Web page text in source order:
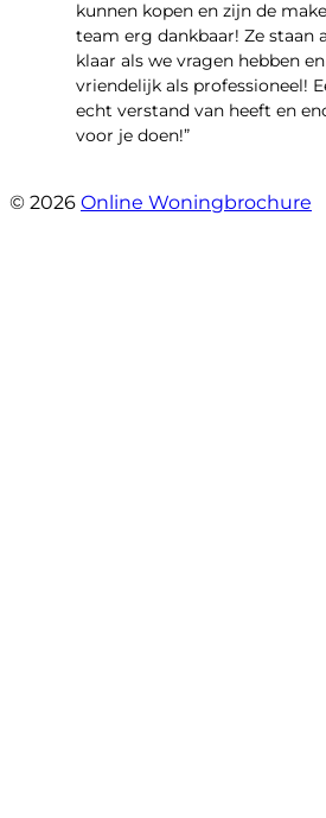
kunnen kopen en zijn de
team erg dankbaar! Ze staan
klaar als we vragen hebben
vriendelijk als professioneel!
echt verstand van heeft en
voor je doen!”
© 2026 Online Woningbrochure